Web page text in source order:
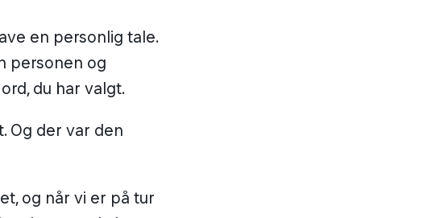
en personlig tale.
personen og
du har valgt.
Og der var den
og når vi er på tur